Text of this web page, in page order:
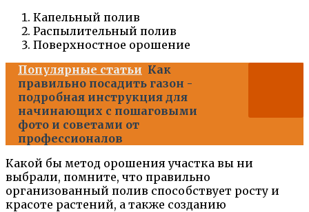
Капельный полив
Распылительный полив
Поверхностное орошение
Популярные статьи Как
правильно посадить газон -
подробная инструкция для
начинающих с пошаговыми
фото и советами от
профессионалов
Какой бы метод орошения участка вы ни
выбрали, помните, что правильно
организованный полив способствует росту и
красоте растений, а также созданию